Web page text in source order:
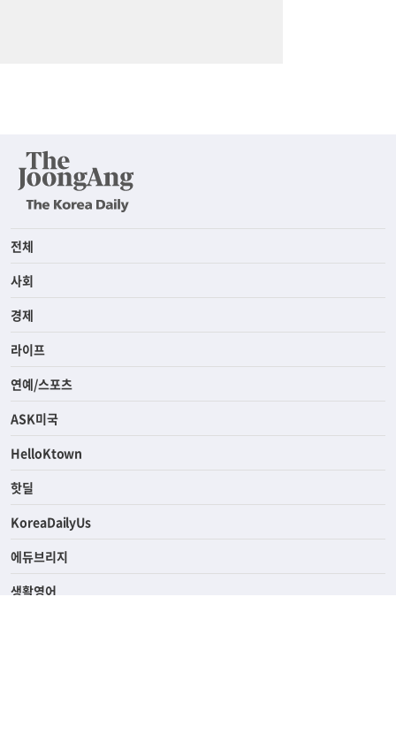
전체
사회
경제
라이프
연예/스포츠
ASK미국
HelloKtown
핫딜
KoreaDailyUs
에듀브리지